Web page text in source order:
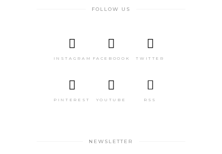
FOLLOW US
INSTAGRAM FACEBOOOK TWITTER
PINTEREST YOUTUBE RSS
NEWSLETTER